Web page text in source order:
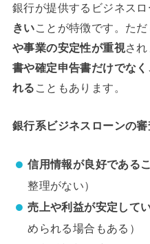
銀行が提供するビジネスロ
きいことが特徴です。ただ
や事業の安定性が重視さ
書や確定申告書だけでな
れる こともあります。
銀行系ビジネスローンの
信用情報が良好である
整理がない）
売上や利益が安定して
められる場合もある）